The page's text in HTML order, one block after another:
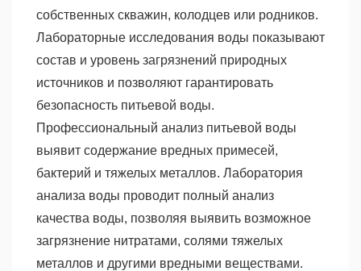
собственных скважин, колодцев или родников.
Лабораторные исследования воды показывают
состав и уровень загрязнений природных
источников и позволяют гарантировать
безопасность питьевой воды.
Профессиональный анализ питьевой воды
выявит содержание вредных примесей,
бактерий и тяжелых металлов. Лаборатория
анализа воды проводит полный анализ
качества воды, позволяя выявить возможное
загрязнение нитратами, солями тяжелых
металлов и другими вредными веществами.